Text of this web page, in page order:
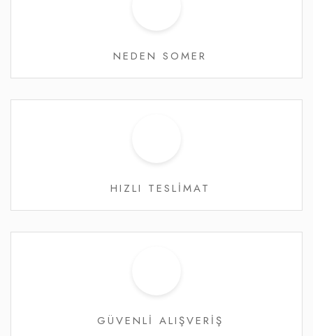
NEDEN SOMER
HIZLI TESLİMAT
GÜVENLİ ALIŞVERİŞ